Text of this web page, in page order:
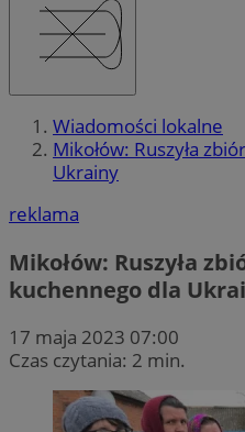
Wiadomości lokalne
Mikołów: Ruszyła
Ukrainy
reklama
Mikołów: Ruszyła
kuchennego dla
17 maja 2023 07:00
Czas czytania: 2 min.